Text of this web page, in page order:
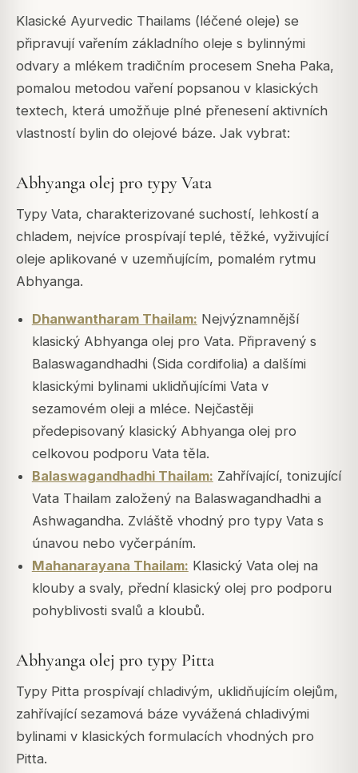
Klasické Ayurvedic Thailams (léčené oleje) se
připravují vařením základního oleje s bylinnými
odvary a mlékem tradičním procesem Sneha Paka,
pomalou metodou vaření popsanou v klasických
textech, která umožňuje plné přenesení aktivních
vlastností bylin do olejové báze. Jak vybrat:
Abhyanga olej pro typy Vata
Typy Vata, charakterizované suchostí, lehkostí a
chladem, nejvíce prospívají teplé, těžké, vyživující
oleje aplikované v uzemňujícím, pomalém rytmu
Abhyanga.
Dhanwantharam Thailam: Nejvýznamnější
klasický Abhyanga olej pro Vata. Připravený s
Balaswagandhadhi (Sida cordifolia) a dalšími
klasickými bylinami uklidňujícími Vata v
sezamovém oleji a mléce. Nejčastěji
předepisovaný klasický Abhyanga olej pro
celkovou podporu Vata těla.
Balaswagandhadhi Thailam: Zahřívající, tonizující
Vata Thailam založený na Balaswagandhadhi a
Ashwagandha. Zvláště vhodný pro typy Vata s
únavou nebo vyčerpáním.
Mahanarayana Thailam: Klasický Vata olej na
klouby a svaly, přední klasický olej pro podporu
pohyblivosti svalů a kloubů.
Abhyanga olej pro typy Pitta
Typy Pitta prospívají chladivým, uklidňujícím olejům,
zahřívající sezamová báze vyvážená chladivými
bylinami v klasických formulacích vhodných pro
Pitta.